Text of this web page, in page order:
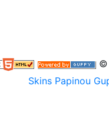
©
Skins Papinou